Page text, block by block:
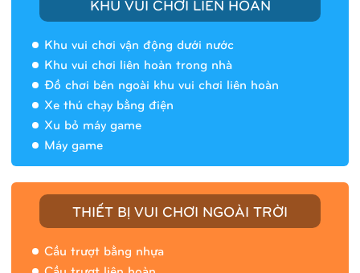
KHU VUI CHƠI LIÊN HOÀN
Khu vui chơi vận động dưới nước
Khu vui chơi liên hoàn trong nhà
Đồ chơi bên ngoài khu vui chơi liên hoàn
Xe thú chạy bằng điện
Xu bỏ máy game
Máy game
THIẾT BỊ VUI CHƠI NGOÀI TRỜI
Cầu trượt bằng nhựa
Cầu trượt liên hoàn